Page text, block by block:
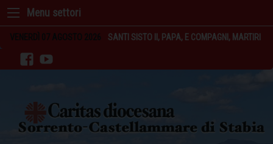
Skip
content
VENERDÌ 07 AGOSTO 2026 SANTI SISTO II, PAPA, E COMPAGNI, MARTIRI
facebookyoutube